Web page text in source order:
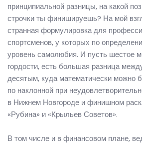
принципиальной разницы, на какой
строчки ты финишируешь? На мой
странная формулировка для
спортсменов, у которых по
уровень самолюбия. И пусть шестое
гордости, есть большая разница
десятым, куда математически можно
по наклонной при
в Нижнем Новгороде и финишном
«Рубина» и «Крыльев Советов».
В том числе и в финансовом плане,